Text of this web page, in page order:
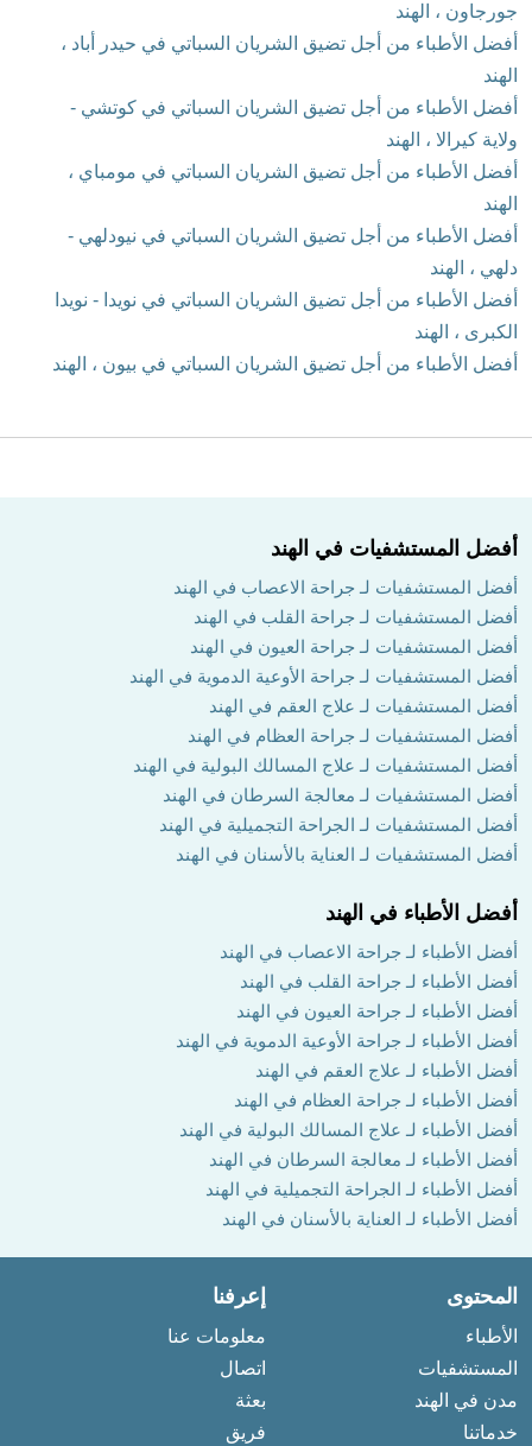
جورجاون ، الهند
أفضل الأطباء من أجل تضيق الشريان السباتي في حيدر أباد ،
الهند
أفضل الأطباء من أجل تضيق الشريان السباتي في كوتشي -
ولاية كيرالا ، الهند
أفضل الأطباء من أجل تضيق الشريان السباتي في مومباي ،
الهند
أفضل الأطباء من أجل تضيق الشريان السباتي في نيودلهي -
دلهي ، الهند
أفضل الأطباء من أجل تضيق الشريان السباتي في نويدا - نويدا
الكبرى ، الهند
أفضل الأطباء من أجل تضيق الشريان السباتي في بيون ، الهند
أفضل المستشفيات في الهند
أفضل المستشفيات لـ جراحة الاعصاب في الهند
أفضل المستشفيات لـ جراحة القلب في الهند
أفضل المستشفيات لـ جراحة العيون في الهند
أفضل المستشفيات لـ جراحة الأوعية الدموية في الهند
أفضل المستشفيات لـ علاج العقم في الهند
أفضل المستشفيات لـ جراحة العظام في الهند
أفضل المستشفيات لـ علاج المسالك البولية في الهند
أفضل المستشفيات لـ معالجة السرطان في الهند
أفضل المستشفيات لـ الجراحة التجميلية في الهند
أفضل المستشفيات لـ العناية بالأسنان في الهند
أفضل الأطباء في الهند
أفضل الأطباء لـ جراحة الاعصاب في الهند
أفضل الأطباء لـ جراحة القلب في الهند
أفضل الأطباء لـ جراحة العيون في الهند
أفضل الأطباء لـ جراحة الأوعية الدموية في الهند
أفضل الأطباء لـ علاج العقم في الهند
أفضل الأطباء لـ جراحة العظام في الهند
أفضل الأطباء لـ علاج المسالك البولية في الهند
أفضل الأطباء لـ معالجة السرطان في الهند
أفضل الأطباء لـ الجراحة التجميلية في الهند
أفضل الأطباء لـ العناية بالأسنان في الهند
المحتوى
الأطباء
المستشفيات
مدن في الهند
خدماتنا
إعرفنا
معلومات عنا
اتصال
بعثة
فريق